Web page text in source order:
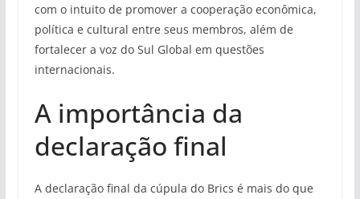
com o intuito de promover a cooperação econômica,
política e cultural entre seus membros, além de
fortalecer a voz do Sul Global em questões
internacionais.
A importância da
declaração final
A declaração final da cúpula do Brics é mais do que